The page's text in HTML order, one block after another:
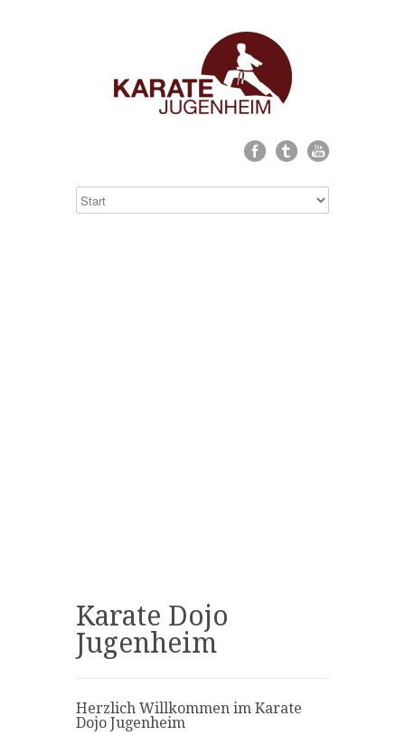
Karate Dojo
Jugenheim
Herzlich Willkommen im Karate
Dojo Jugenheim